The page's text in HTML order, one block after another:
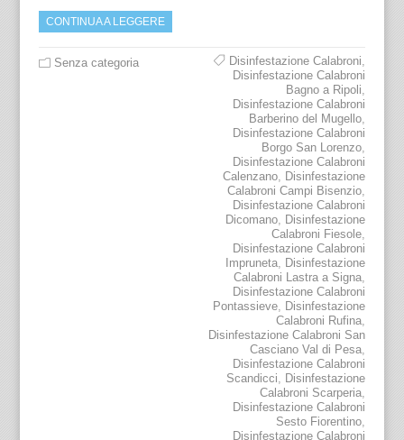
CONTINUA A LEGGERE
Senza categoria Disinfestazione Calabroni
Disinfestazione Calabroni
Bagno a Ripoli
Disinfestazione Calabroni
Barberino del Mugello
Disinfestazione Calabroni
Borgo San Lorenzo
Disinfestazione Calabroni
Calenzano Disinfestazione
Calabroni Campi Bisenzio
Disinfestazione Calabroni
Dicomano Disinfestazione
Calabroni Fiesole
Disinfestazione Calabroni
Impruneta Disinfestazione
Calabroni Lastra a Signa
Disinfestazione Calabroni
Pontassieve Disinfestazione
Calabroni Rufina
Disinfestazione Calabroni San
Casciano Val di Pesa
Disinfestazione Calabroni
Scandicci
Disinfestazione
Calabroni Scarperia
Disinfestazione Calabroni
Sesto Fiorentino
Disinfestazione Calabroni